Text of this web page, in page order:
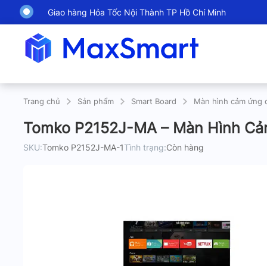
Giao hàng Hỏa Tốc Nội Thành TP Hồ Chí Minh
Trang chủ Sản phẩm Smart Board Màn hình cảm ứng
Tomko P2152J-MA – Màn Hình
SKU:Tomko P2152J-MA-1Tình trạng:Còn hàng